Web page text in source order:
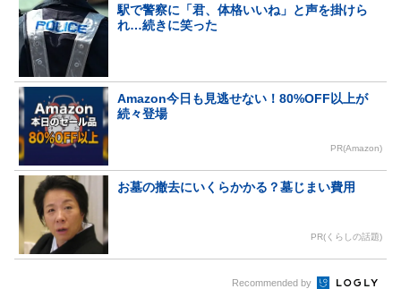
駅で警察に「君、体格いいね」と声を掛けら
れ…続きに笑った
Amazon今日も見逃せない！80%OFF以上が
続々登場
PR(Amazon)
お墓の撤去にいくらかかる？墓じまい費用
PR(くらしの話題)
Recommended by